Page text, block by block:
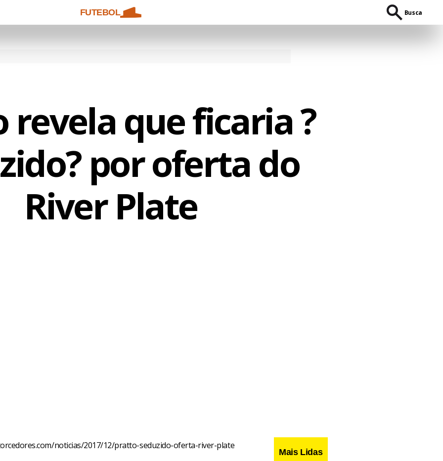
FUTEBOL Busca
revela que ficaria ?
por oferta do
River Plate
noticias/2017/12/pratto-seduzido-oferta-river-plate
Mais Lidas